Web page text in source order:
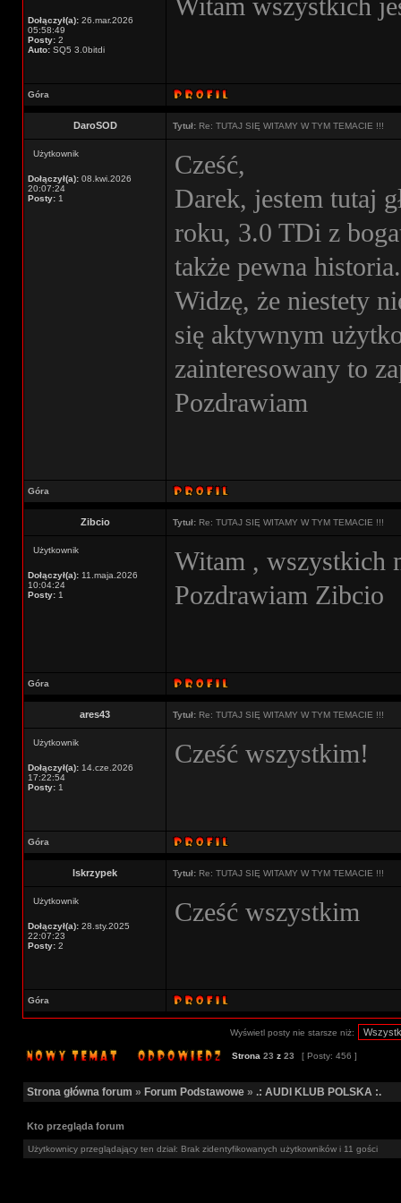
Dołączył(a): 26.mar.2026
05:58:49
Posty: 2
Auto: SQ5 3.0bitdi
Witam wszystkich
Góra
DaroSOD Tytuł: Re: TUTAJ SIĘ WITAMY W TYM TEMACIE !!!
Użytkownik
Dołączył(a): 08.kwi.2026
20:07:24
Posty: 1
Cześć,
Darek, jestem tutaj
roku, 3.0 TDi z
także pewna historia.
Widzę, że niestety
się aktywnym
zainteresowany to
Pozdrawiam
Góra
Zibcio Tytuł: Re: TUTAJ SIĘ WITAMY W TYM TEMACIE !!!
Użytkownik
Dołączył(a): 11.maja.2026
10:04:24
Posty: 1
Witam , wszystkich
Pozdrawiam Zibcio
Góra
ares43 Tytuł: Re: TUTAJ SIĘ WITAMY W TYM TEMACIE !!!
Użytkownik
Dołączył(a): 14.cze.2026
17:22:54
Posty: 1
Cześć wszystkim!
Góra
lskrzypek Tytuł: Re: TUTAJ SIĘ WITAMY W TYM TEMACIE !!!
Użytkownik
Dołączył(a): 28.sty.2025
22:07:23
Posty: 2
Cześć wszystkim
Góra
Wyświetl posty nie starsze niż:
Strona 23 z 23 [ Posty: 456 ]
Strona główna forum » Forum Podstawowe » .: AUDI KLUB POLSKA :.
Kto przegląda forum
Użytkownicy przeglądający ten dział: Brak zidentyfikowanych użytkowników i 11 gości